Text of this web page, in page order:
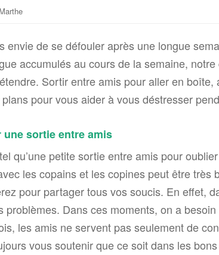
Marthe
envie de se défouler après une longue
accumulés au cours de la semaine,
Sortir entre amis pour aller en
pour vous aider à vous déstresser
une sortie entre amis
qu’une petite sortie entre amis pour
les copains et les copines peut être très
pour partager tous vos soucis. En effet,
problèmes. Dans ces moments, on a besoin
les amis ne servent pas seulement de
vous soutenir que ce soit dans les